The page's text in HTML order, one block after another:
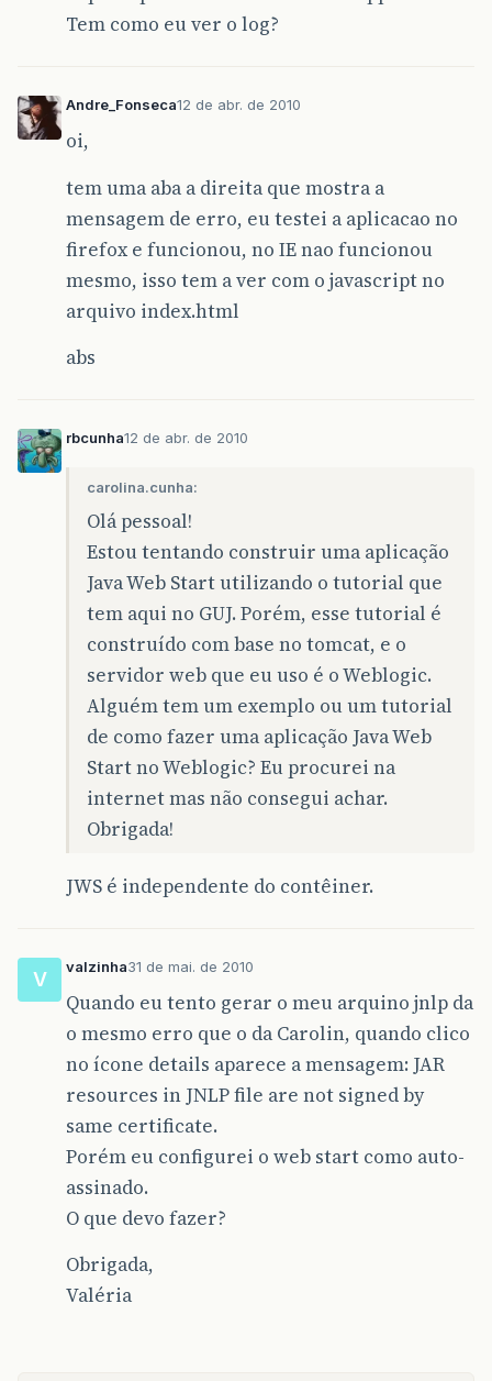
Tem como eu ver o log?
Andre_Fonseca12 de abr. de 2010
oi,
tem uma aba a direita que mostra a
mensagem de erro, eu testei a aplicacao no
firefox e funcionou, no IE nao funcionou
mesmo, isso tem a ver com o javascript no
arquivo index.html
abs
rbcunha12 de abr. de 2010
carolina.cunha:
Olá pessoal!
Estou tentando construir uma aplicação
Java Web Start utilizando o tutorial que
tem aqui no GUJ. Porém, esse tutorial é
construído com base no tomcat, e o
servidor web que eu uso é o Weblogic.
Alguém tem um exemplo ou um tutorial
de como fazer uma aplicação Java Web
Start no Weblogic? Eu procurei na
internet mas não consegui achar.
Obrigada!
JWS é independente do contêiner.
V
valzinha31 de mai. de 2010
Quando eu tento gerar o meu arquino jnlp da
o mesmo erro que o da Carolin, quando clico
no ícone details aparece a mensagem: JAR
resources in JNLP file are not signed by
same certificate.
Porém eu configurei o web start como auto-
assinado.
O que devo fazer?
Obrigada,
Valéria